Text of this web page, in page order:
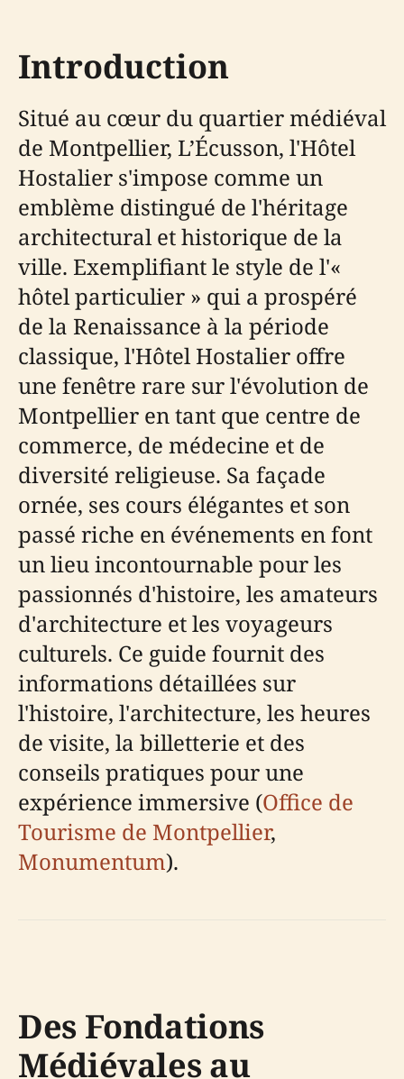
Introduction
Situé au cœur du quartier médiéval
de Montpellier, L’Écusson, l'Hôtel
Hostalier s'impose comme un
emblème distingué de l'héritage
architectural et historique de la
ville. Exemplifiant le style de l'«
hôtel particulier » qui a prospéré
de la Renaissance à la période
classique, l'Hôtel Hostalier offre
une fenêtre rare sur l'évolution de
Montpellier en tant que centre de
commerce, de médecine et de
diversité religieuse. Sa façade
ornée, ses cours élégantes et son
passé riche en événements en font
un lieu incontournable pour les
passionnés d'histoire, les amateurs
d'architecture et les voyageurs
culturels. Ce guide fournit des
informations détaillées sur
l'histoire, l'architecture, les heures
de visite, la billetterie et des
conseils pratiques pour une
expérience immersive (Office de
Tourisme de Montpellier,
Monumentum).
Des Fondations
Médiévales au